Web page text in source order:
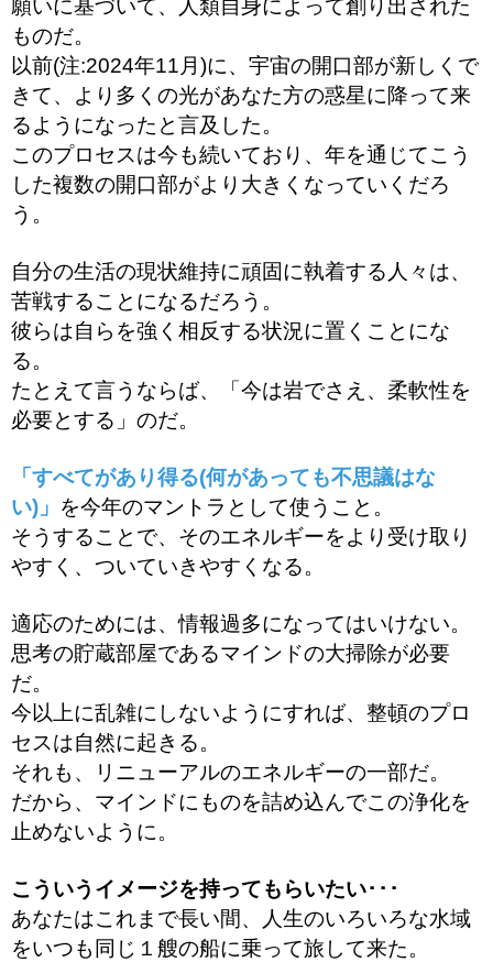
願いに基づいて、人類自身によって創り出された
ものだ。
以前(注:2024年11月)に、宇宙の開口部が新しくで
きて、より多くの光があなた方の惑星に降って来
るようになったと言及した。
このプロセスは今も続いており、年を通じてこう
した複数の開口部がより大きくなっていくだろ
う。
自分の生活の現状維持に頑固に執着する人々は、
苦戦することになるだろう。
彼らは自らを強く相反する状況に置くことにな
る。
たとえて言うならば、「今は岩でさえ、柔軟性を
必要とする」のだ。
「すべてがあり得る(何があっても不思議はな
い)」 を今年のマントラとして使うこと。
そうすることで、そのエネルギーをより受け取り
やすく、ついていきやすくなる。
適応のためには、情報過多になってはいけない。
思考の貯蔵部屋であるマインドの大掃除が必要
だ。
今以上に乱雑にしないようにすれば、整頓のプロ
セスは自然に起きる。
それも、リニューアルのエネルギーの一部だ。
だから、マインドにものを詰め込んでこの浄化を
止めないように。
こういうイメージを持ってもらいたい･･･
あなたはこれまで長い間、人生のいろいろな水域
をいつも同じ１艘の船に乗って旅して来た。